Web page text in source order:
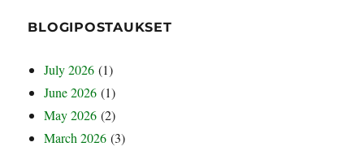
BLOGIPOSTAUKSET
July 2026 (1)
June 2026 (1)
May 2026 (2)
March 2026 (3)